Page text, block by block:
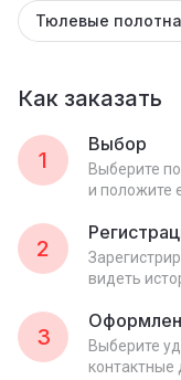
Тюлевые полотна
Как заказать
1
Выбор
Выберите
и положите
2
видеть
3
Выберите
контактные